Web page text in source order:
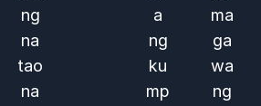
ng
na
tao
na
a
ng
ku
mp
ma
ga
wa
ng